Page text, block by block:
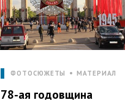
ФОТОСЮЖЕТЫ МАТЕРИАЛ
78-ая годовщина